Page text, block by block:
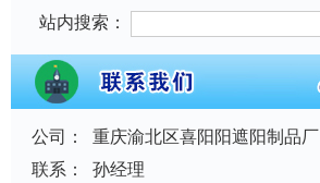
站内搜索：
公司：
重庆渝北区喜阳阳遮阳制品厂
联系：
孙经理